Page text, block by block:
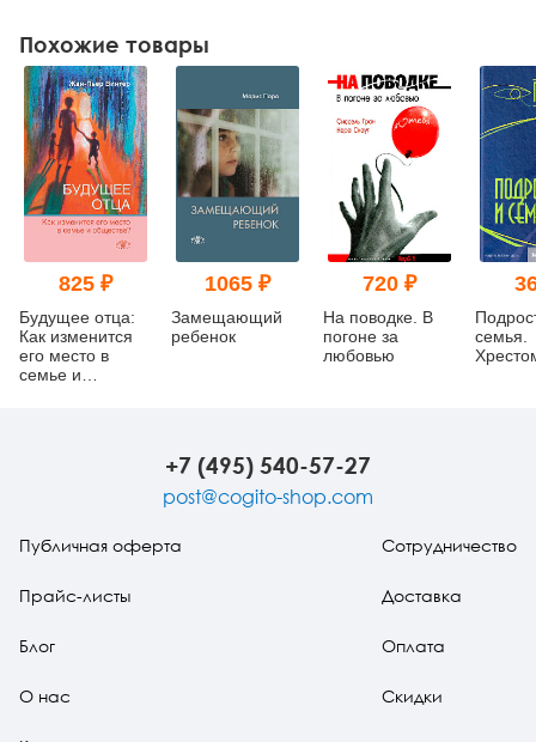
Похожие товары
825 ₽
Будущее отца:
Как изменится
его место в
семье и
1065 ₽
Замещающий
ребенок
720 ₽
На поводке. В
погоне за
любовью
семья.
+7 (495) 540-57-27
post@cogito-shop.com
Публичная оферта
Прайс-листы
Блог
О нас
Сотрудничество
Доставка
Оплата
Скидки